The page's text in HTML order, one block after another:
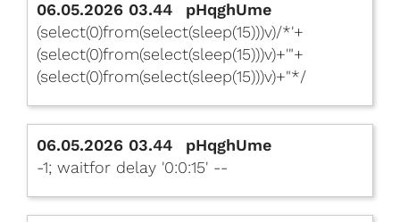
06.05.2026 03.44
pHqghUme
(select(0)from(select(sleep(15)))v)/*'+
(select(0)from(select(sleep(15)))v)+'"+
(select(0)from(select(sleep(15)))v)+"*/
06.05.2026 03.44
pHqghUme
-1; waitfor delay '0:0:15' --